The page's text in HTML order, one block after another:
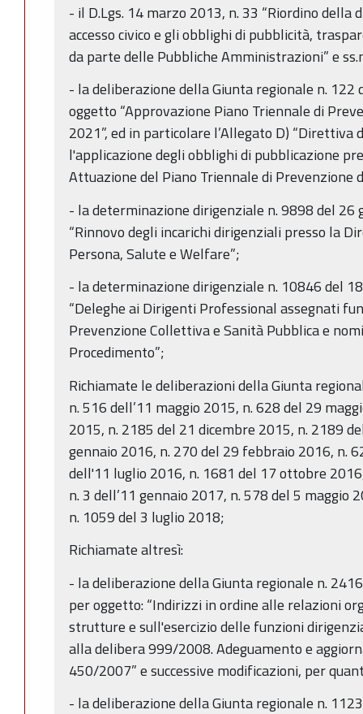
- il D.Lgs. 14 marzo 2013, n. 33 “Riordino
accesso civico e gli obblighi di pubblicità,
da parte delle Pubbliche Amministrazioni” e
- la deliberazione della Giunta regionale n.
oggetto “Approvazione Piano Triennale di
2021”, ed in particolare l’Allegato D)
l'applicazione degli obblighi di pubblicazione
Attuazione del Piano Triennale di Prevenzione
- la determinazione dirigenziale n. 9898 del 26
“Rinnovo degli incarichi dirigenziali presso la
Persona, Salute e Welfare”;
- la determinazione dirigenziale n. 10846 del
“Deleghe ai Dirigenti Professional assegnati
Prevenzione Collettiva e Sanità Pubblica e
Procedimento”;
Richiamate le deliberazioni della Giunta
n. 516 dell’11 maggio 2015, n. 628 del 29
2015, n. 2185 del 21 dicembre 2015, n. 2189
gennaio 2016, n. 270 del 29 febbraio 2016, n.
dell'11 luglio 2016, n. 1681 del 17 ottobre
n. 3 dell’11 gennaio 2017, n. 578 del 5 maggio
n. 1059 del 3 luglio 2018;
Richiamate altresì:
- la deliberazione della Giunta regionale n.
per oggetto: “Indirizzi in ordine alle relazioni
strutture e sull'esercizio delle funzioni
alla delibera 999/2008. Adeguamento e
450/2007” e successive modificazioni, per
- la deliberazione della Giunta regionale n.